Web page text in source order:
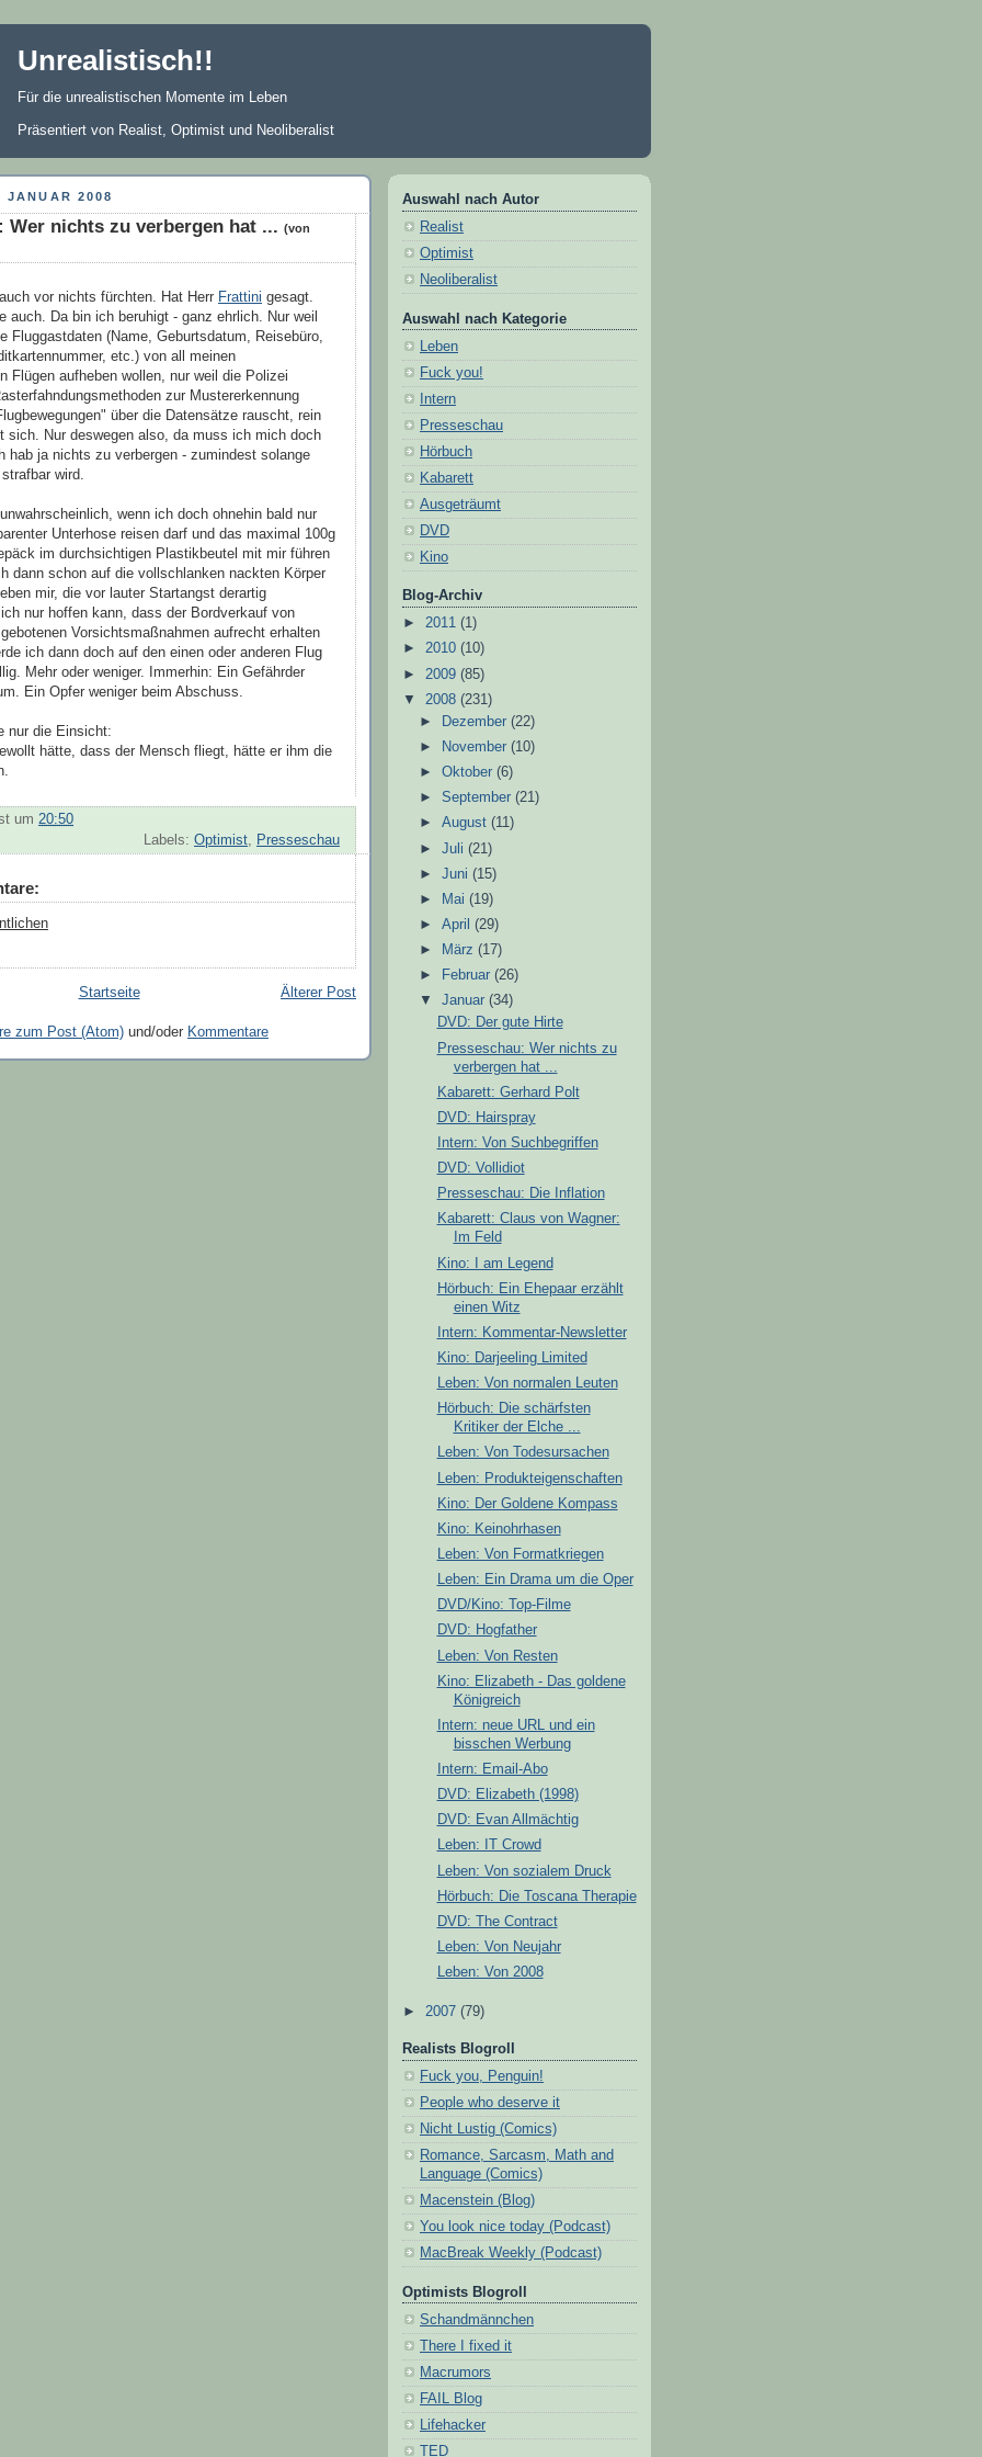
Unrealistisch!!
Für die unrealistischen Momente im Leben
Präsentiert von Realist, Optimist und Neoliberalist
JANUAR 2008
Wer nichts zu verbergen hat ... (von
vor nichts fürchten. Hat Herr Frattini gesagt.
auch. Da bin ich beruhigt - ganz ehrlich. Nur weil
Fluggastdaten (Name, Geburtsdatum, Reisebüro,
etc.) von all meinen
Flügen aufheben wollen, nur weil die Polizei
zur Mustererkennung
über die Datensätze rauscht, rein
sich. Nur deswegen also, da muss ich mich doch
hab ja nichts zu verbergen - zumindest solange
wird.
wenn ich doch ohnehin bald nur
Unterhose reisen darf und das maximal 100g
im durchsichtigen Plastikbeutel mit mir führen
dann schon auf die vollschlanken nackten Körper
mir, die vor lauter Startangst derartig
nur hoffen kann, dass der Bordverkauf von
Vorsichtsmaßnahmen aufrecht erhalten
ich dann doch auf den einen oder anderen Flug
Mehr oder weniger. Immerhin: Ein Gefährder
Ein Opfer weniger beim Abschuss.
nur die Einsicht:
hätte, dass der Mensch fliegt, hätte er ihm die
um 20:50
Labels: Optimist, Presseschau
Älterer Post
Startseite
zum Post (Atom) und/oder Kommentare
Auswahl nach Autor
Realist
Optimist
Neoliberalist
Auswahl nach Kategorie
Leben
Fuck you!
Intern
Presseschau
Hörbuch
Kabarett
Ausgeträumt
DVD
Kino
Blog-Archiv
► 2011 (1)
► 2010 (10)
► 2009 (85)
▼ 2008 (231)
►
Dezember(22)
►
November(10)
►Oktober(6)
►September(21)
►August(11)
►Juli(21)
►Juni(15)
►
Mai(19)
►April(29)
►
März(17)
►
Februar(26)
▼Januar(34)
DVD: Der gute Hirte
Presseschau: Wer nichts zu
verbergen hat ...
Kabarett: Gerhard Polt
DVD: Hairspray
Intern: Von Suchbegriffen
DVD: Vollidiot
Presseschau: Die Inflation
Kabarett: Claus von Wagner:
Im Feld
Kino: I am Legend
Hörbuch: Ein Ehepaar erzählt
einen Witz
Intern: Kommentar-Newsletter
Kino: Darjeeling Limited
Leben: Von normalen Leuten
Hörbuch: Die schärfsten
Kritiker der Elche ...
Leben: Von Todesursachen
Leben: Produkteigenschaften
Kino: Der Goldene Kompass
Kino: Keinohrhasen
Leben: Von Formatkriegen
Leben: Ein Drama um die Oper
DVD/Kino: Top-Filme
DVD: Hogfather
Leben: Von Resten
Kino: Elizabeth - Das goldene
Königreich
Intern: neue URL und ein
bisschen Werbung
Intern: Email-Abo
DVD: Elizabeth (1998)
DVD: Evan Allmächtig
Leben: IT Crowd
Leben: Von sozialem Druck
Hörbuch: Die Toscana Therapie
DVD: The Contract
Leben: Von Neujahr
Leben: Von 2008
► 2007 (79)
Realists Blogroll
Fuck you, Penguin!
People who deserve it
Nicht Lustig (Comics)
Romance, Sarcasm, Math and
Language (Comics)
Macenstein (Blog)
You look nice today (Podcast)
MacBreak Weekly (Podcast)
Optimists Blogroll
Schandmännchen
There I fixed it
Macrumors
FAIL Blog
Lifehacker
TED